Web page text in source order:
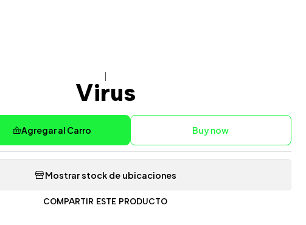
Virus
Agregar al Carro Buy now
Mostrar stock de ubicaciones
COMPARTIR ESTE PRODUCTO